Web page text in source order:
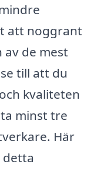
att noggrant
av de mest
till att du
kvaliteten
minst tre
Här
detta